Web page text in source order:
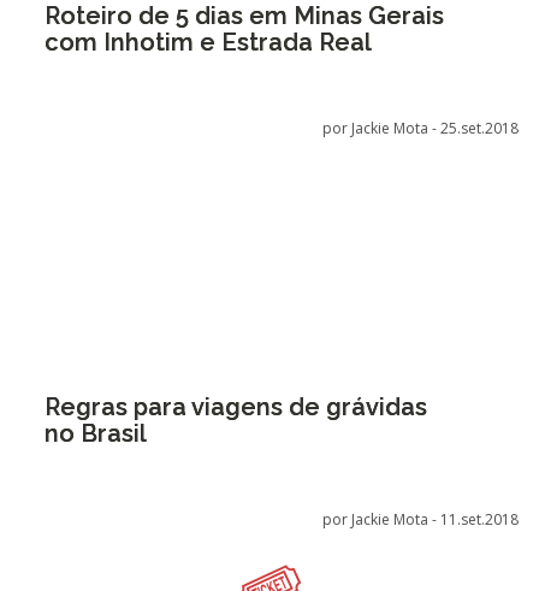
Roteiro de 5 dias em Minas Gerais
com Inhotim e Estrada Real
por Jackie Mota -25.set.2018
Regras para viagens de grávidas
no Brasil
por Jackie Mota - 11.set.2018